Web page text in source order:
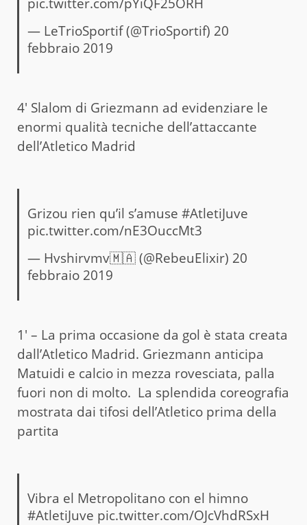
— LeTrioSportif (@TrioSportif) 20
febbraio 2019
4′ Slalom di Griezmann ad evidenziare le
enormi qualità tecniche dell’attaccante
dell’Atletico Madrid
Grizou rien qu’il s’amuse #AtletiJuve
pic.twitter.com/nE3OuccMt3
— Hvshirvmv🇲🇦 (@RebeuElixir) 20
febbraio 2019
1′ – La prima occasione da gol è stata creata
dall’Atletico Madrid. Griezmann anticipa
Matuidi e calcio in mezza rovesciata, palla
fuori non di molto. La splendida coreografia
mostrata dai tifosi dell’Atletico prima della
partita
Vibra el Metropolitano con el himno
#AtletiJuve pic.twitter.com/OJcVhdRSxH